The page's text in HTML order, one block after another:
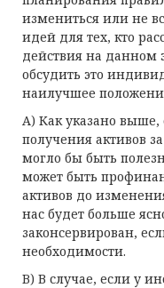
измениться или не
идей для тех, кто
действия на данном
обсудить это
наилучшее
A) Как указано выше,
получения активов
могло бы быть
может быть
активов до
нас будет больше
законсервирован,
необходимости.
B) В случае, если у